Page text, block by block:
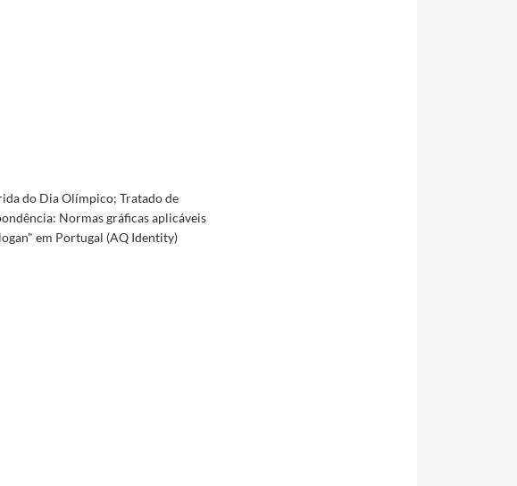
do Dia Olímpico; Tratado de
Normas gráficas aplicáveis
em Portugal (AQ Identity)